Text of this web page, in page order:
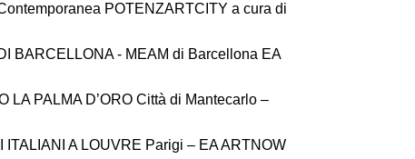
POTENZARTCITY a cura di
BARCELLONA - MEAM di Barcellona EA
LA PALMA D’ORO Città di Mantecarlo –
ITALIANI A LOUVRE Parigi – EA ARTNOW